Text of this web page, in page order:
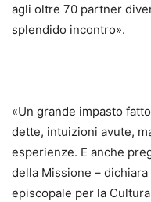
agli oltre 70 partner
splendido incontro».
«Un grande impasto
dette, intuizioni avute,
esperienze. E anche
della Missione –
episcopale per la